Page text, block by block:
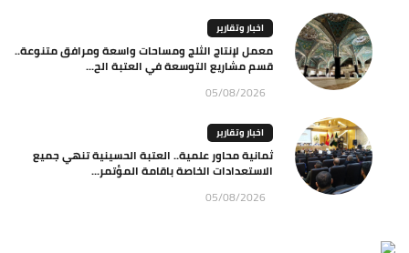
اخبار وتقارير
معمل لإنتاج الثلج ومساحات واسعة ومرافق متنوعة..
قسم مشاريع التوسعة في العتبة الح...
05/08/2026
اخبار وتقارير
ثمانية محاور علمية.. العتبة الحسينية تنهي جميع
الاستعدادات الخاصة باقامة المؤتمر...
05/08/2026